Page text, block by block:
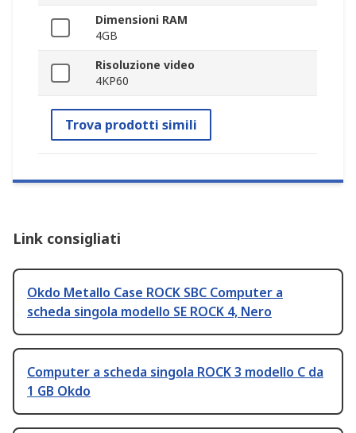
Dimensioni RAM
4GB
Risoluzione video
4KP60
Trova prodotti simili
Link consigliati
Okdo Metallo Case ROCK SBC Computer a
scheda singola modello SE ROCK 4, Nero
Computer a scheda singola ROCK 3 modello C da
1 GB Okdo